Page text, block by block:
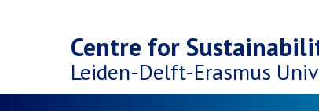
main
Centre for
Leiden-Delft-Erasmus